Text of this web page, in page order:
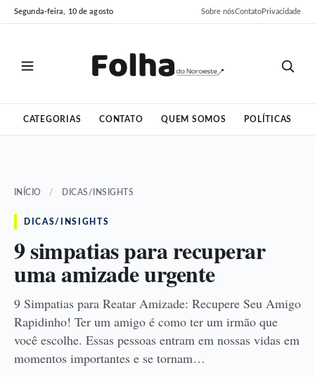
Pular
para
Pular
para
Segunda-feira, 10 de agosto Sobre nósContatoPrivacidade
CATEGORIAS CONTATO QUEM SOMOS POLÍTICAS
INÍCIO / DICAS/INSIGHTS
DICAS/INSIGHTS
9 simpatias para recuperar
uma amizade urgente
9 Simpatias para Reatar Amizade: Recupere Seu Amigo
Rapidinho! Ter um amigo é como ter um irmão que
você escolhe. Essas pessoas entram em nossas vidas em
momentos importantes e se tornam…